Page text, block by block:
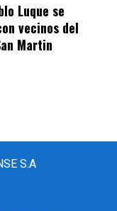
Luque se
vecinos del
Martin
S.A